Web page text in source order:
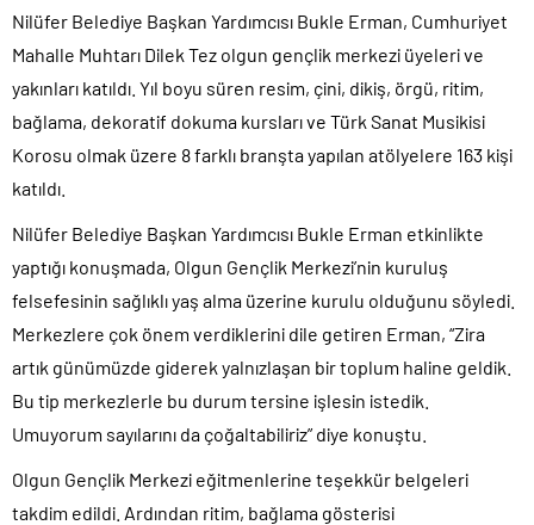
Nilüfer Belediye Başkan Yardımcısı Bukle Erman, Cumhuriyet
Mahalle Muhtarı Dilek Tez olgun gençlik merkezi üyeleri ve
yakınları katıldı. Yıl boyu süren resim, çini, dikiş, örgü, ritim,
bağlama, dekoratif dokuma kursları ve Türk Sanat Musikisi
Korosu olmak üzere 8 farklı branşta yapılan atölyelere 163 kişi
katıldı.
Nilüfer Belediye Başkan Yardımcısı Bukle Erman etkinlikte
yaptığı konuşmada, Olgun Gençlik Merkezi’nin kuruluş
felsefesinin sağlıklı yaş alma üzerine kurulu olduğunu söyledi.
Merkezlere çok önem verdiklerini dile getiren Erman, “Zira
artık günümüzde giderek yalnızlaşan bir toplum haline geldik.
Bu tip merkezlerle bu durum tersine işlesin istedik.
Umuyorum sayılarını da çoğaltabiliriz” diye konuştu.
Olgun Gençlik Merkezi eğitmenlerine teşekkür belgeleri
takdim edildi. Ardından ritim, bağlama gösterisi